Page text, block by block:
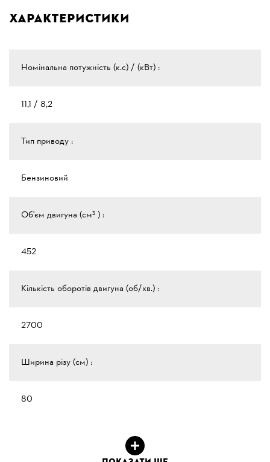
Характеристики
Номінальна потужність (к.с) / (кВт) :
11,1 / 8,2
Тип приводу :
Бензиновий
Об'єм двигуна (см³ ) :
452
Кількість оборотів двигуна (об/хв.) :
2700
Ширина різу (см) :
80